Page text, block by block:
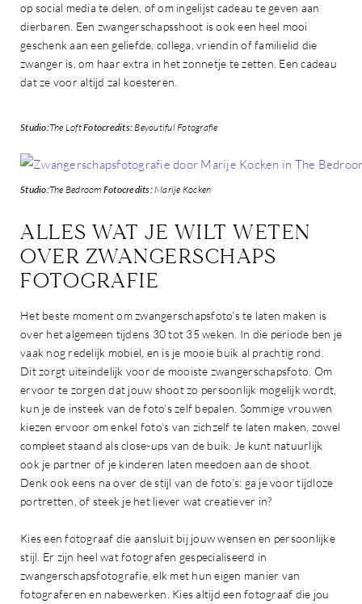
op social media te delen, of om ingelijst cadeau te geven aan
dierbaren. Een zwangerschapsshoot is ook een heel mooi
geschenk aan een geliefde, collega, vriendin of familielid die
zwanger is, om haar extra in het zonnetje te zetten. Een cadeau
dat ze voor altijd zal koesteren.
Studio:The LoftFotocredits:Beyoutiful Fotografie
Studio:The Bedroom Fotocredits:Marije Kocken
ALLES WAT JE WILT WETEN
OVER ZWANGERSCHAPS
FOTOGRAFIE
Het beste moment om zwangerschapsfoto’s te laten maken is
over het algemeen tijdens 30 tot 35 weken. In die periode ben je
vaak nog redelijk mobiel, en is je mooie buik al prachtig rond.
Dit zorgt uiteindelijk voor de mooiste zwangerschapsfoto. Om
ervoor te zorgen dat jouw shoot zo persoonlijk mogelijk wordt,
kun je de insteek van de foto’s zelf bepalen. Sommige vrouwen
kiezen ervoor om enkel foto’s van zichzelf te laten maken, zowel
compleet staand als close-ups van de buik. Je kunt natuurlijk
ook je partner of je kinderen laten meedoen aan de shoot.
Denk ook eens na over de stijl van de foto’s: ga je voor tijdloze
portretten, of steek je het liever wat creatiever in?
Kies een fotograaf die aansluit bij jouw wensen en persoonlijke
stijl. Er zijn heel wat fotografen gespecialiseerd in
zwangerschapsfotografie, elk met hun eigen manier van
fotograferen en nabewerken. Kies altijd een fotograaf die jou